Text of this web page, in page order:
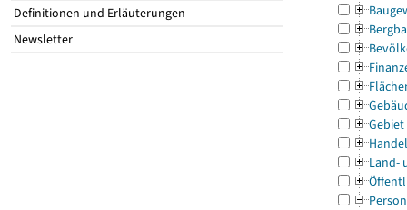
Definitionen und Erläuterungen
Newsletter
Gebiet
Land-